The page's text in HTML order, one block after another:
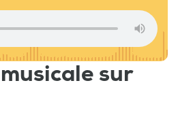
sur